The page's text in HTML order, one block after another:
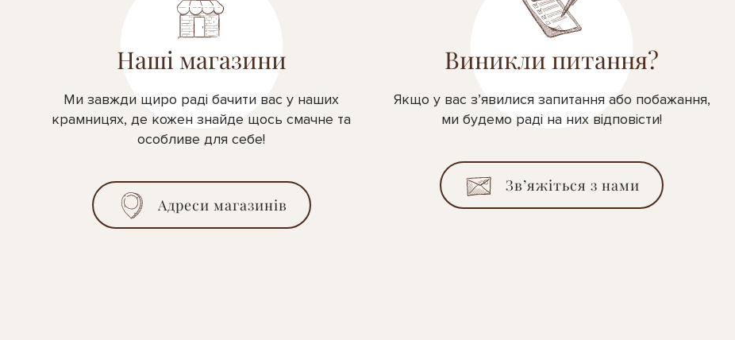
Наші магазини
Ми завжди щиро раді бачити вас у наших
крамницях, де кожен знайде щось смачне та
особливе для себе!
Адреси магазинів
Виникли питання?
Якщо у вас з’явилися запитання або побажання,
ми будемо раді на них відповісти!
Зв’яжіться з нами